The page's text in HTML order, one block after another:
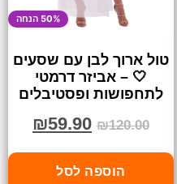
50% הנחה
טול ארוך לבן עם שסעים
🤍 – אביזר דרמטי
לתחפושות ופסטיבלים
₪120.00
₪59.90
הוספה לסל